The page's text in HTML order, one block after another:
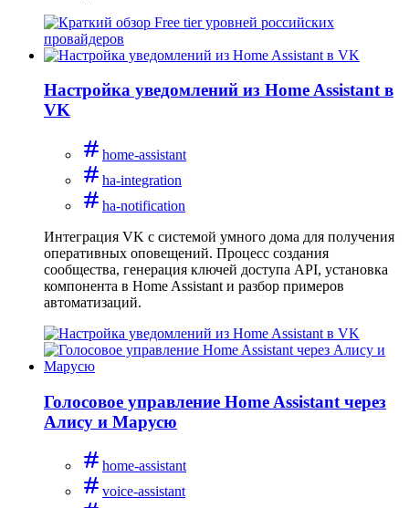
Настройка уведомлений из Home Assistant в
VK
home-assistant
ha-integration
ha-notification
Интеграция VK с системой умного дома для получения
оперативных оповещений. Процесс создания
сообщества, генерация ключей доступа API, установка
компонента в Home Assistant и разбор примеров
автоматизаций.
Голосовое управление Home Assistant через
Алису и Марусю
home-assistant
voice-assistant